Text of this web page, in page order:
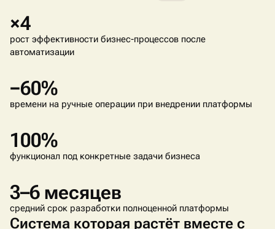
×4
рост эффективности бизнес-процессов после
автоматизации
−60%
времени на ручные операции при внедрении платформы
100%
функционал под конкретные задачи бизнеса
3–6 месяцев
средний срок разработки полноценной платформы
Система которая растёт вместе с